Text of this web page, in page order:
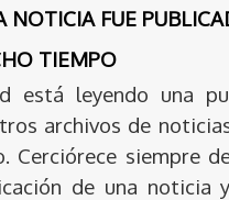
NOTICIA FUE
TIEMPO
está leyendo una
archivos de
Cerciórece siempre
de una noticia